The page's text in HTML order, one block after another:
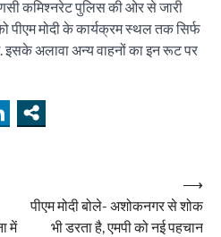
कमिश्नरेट पुलिस की ओर से जारी
पीएम मोदी के कार्यक्रम स्थल तक सिर्फ
अलावा अन्य वाहनों का इन रूट पर
में
पीएम मोदी बोले- अशोकनगर से शोक
भी डरता है, एमपी को नई पहचान
⟶